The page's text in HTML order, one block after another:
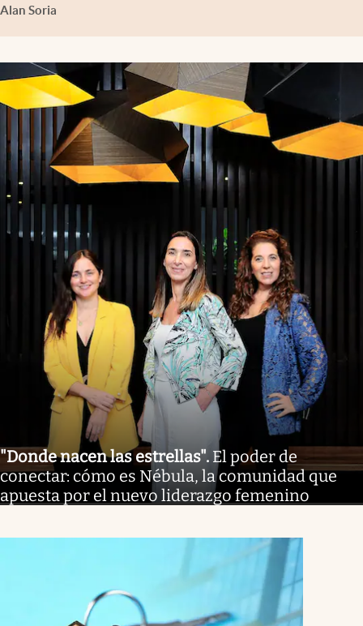
Alan Soria
"Donde nacen las estrellas". El poder de
conectar: cómo es Nébula, la comunidad que
apuesta por el nuevo liderazgo femenino